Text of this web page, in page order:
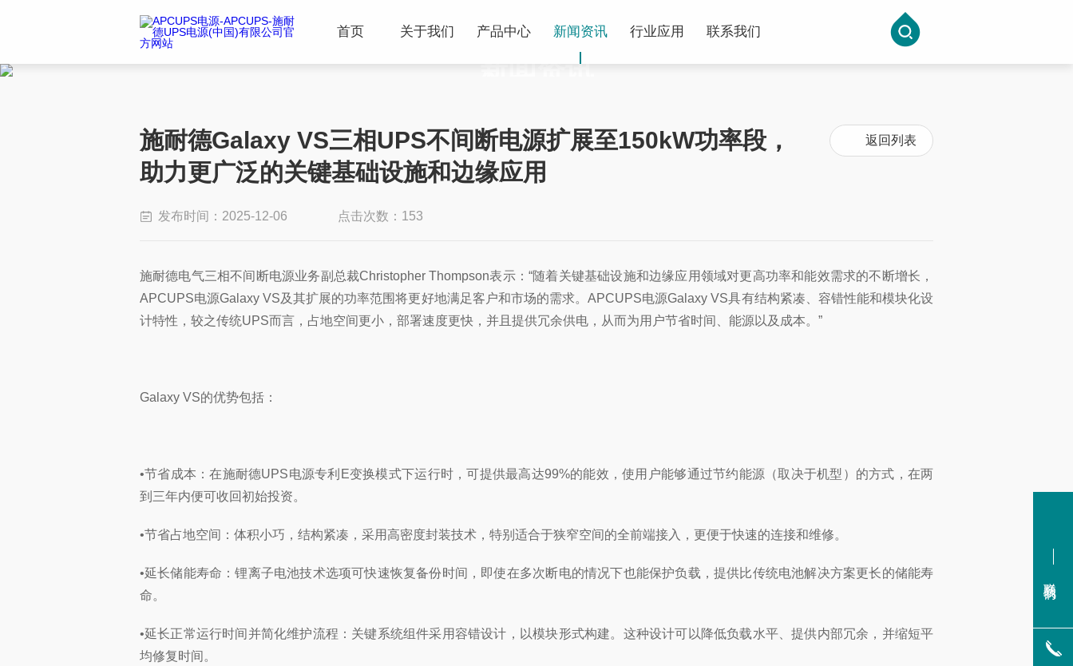
首页 关于我们 产品中心 新闻资讯 行业应用 联系我们
NEWS
新闻资讯
施耐德Galaxy VS三相UPS不间断电源扩展至150kW功率段，
助力更广泛的关键基础设施和边缘应用
发布时间：2025-12-06 点击次数：153
施耐德电气三相不间断电源业务副总裁Christopher Thompson表示：“随着关键基础设施和边缘应用领域对更高功率和能效需求的不断增长，
APCUPS电源Galaxy VS及其扩展的功率范围将更好地满足客户和市场的需求。APCUPS电源Galaxy VS具有结构紧凑、容错性能和模块化设
计特性，较之传统UPS而言，占地空间更小，部署速度更快，并且提供冗余供电，从而为用户节省时间、能源以及成本。”
Galaxy VS的优势包括：
•节省成本：在施耐德UPS电源专利E变换模式下运行时，可提供最高达99%的能效，使用户能够通过节约能源（取决于机型）的方式，在两
到三年内便可收回初始投资。
•节省占地空间：体积小巧，结构紧凑，采用高密度封装技术，特别适合于狭窄空间的全前端接入，更便于快速的连接和维修。
•延长储能寿命：锂离子电池技术选项可快速恢复备份时间，即使在多次断电的情况下也能保护负载，提供比传统电池解决方案更长的储能寿
命。
•延长正常运行时间并简化维护流程：关键系统组件采用容错设计，以模块形式构建。这种设计可以降低负载水平、提供内部冗余，并缩短平
均修复时间。
返回列表